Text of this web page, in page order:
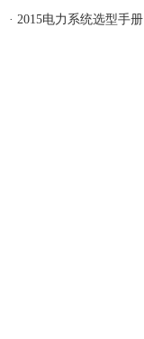
· 2015电力系统选型手册